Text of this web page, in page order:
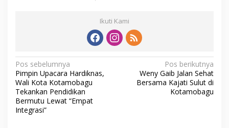
Ikuti Kami
N
a
v
i
Pos sebelumnya
Pimpin Upacara Hardiknas,
Wali Kota Kotamobagu
Tekankan Pendidikan
Bermutu Lewat “Empat
Integrasi”
Pos berikutnya
Weny Gaib Jalan Sehat
Bersama Kajati Sulut di
Kotamobagu